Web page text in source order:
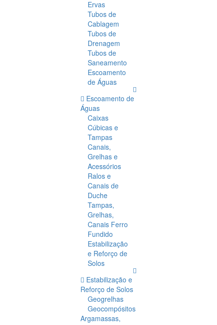
Ervas
Tubos de
Cablagem
Tubos de
Drenagem
Tubos de
Saneamento
Escoamento
de Águas
Escoamento de
Águas
Caixas
Cúbicas e
Tampas
Canais,
Grelhas e
Acessórios
Ralos e
Canais de
Duche
Tampas,
Grelhas,
Canais Ferro
Fundido
Estabilização
e Reforço de
Solos
Estabilização e
Reforço de Solos
Geogrelhas
Geocompósitos
Argamassas,